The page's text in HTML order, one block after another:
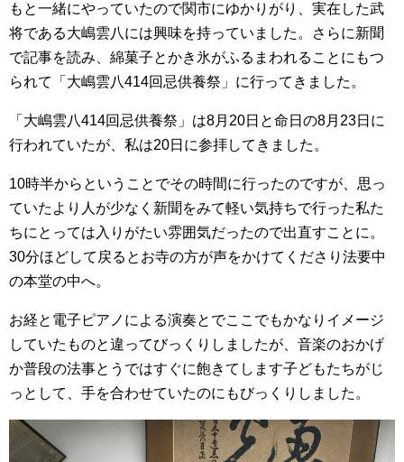
もと一緒にやっていたので関市にゆかりがり、実在した武
将である大嶋雲八には興味を持っていました。さらに新聞
で記事を読み、綿菓子とかき氷がふるまわれることにもつ
られて「大嶋雲八414回忌供養祭」に行ってきました。
「大嶋雲八414回忌供養祭」は8月20日と命日の8月23日に
行われていたが、私は20日に参拝してきました。
10時半からということでその時間に行ったのですが、思っ
ていたより人が少なく新聞をみて軽い気持ちで行った私た
ちにとっては入りがたい雰囲気だったので出直すことに。
30分ほどして戻るとお寺の方が声をかけてくださり法要中
の本堂の中へ。
お経と電子ピアノによる演奏とでここでもかなりイメージ
していたものと違ってびっくりしましたが、音楽のおかげ
か普段の法事とうではすぐに飽きてします子どもたちがじ
っとして、手を合わせていたのにもびっくりしました。